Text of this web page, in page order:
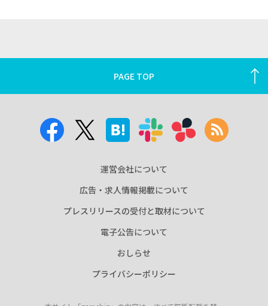
PAGE TOP
運営会社について
広告・求人情報掲載について
プレスリリースの受付と取材について
電子公告について
おしらせ
プライバシーポリシー